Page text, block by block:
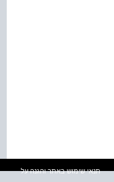
תנאי שימוש באתר והגנה על